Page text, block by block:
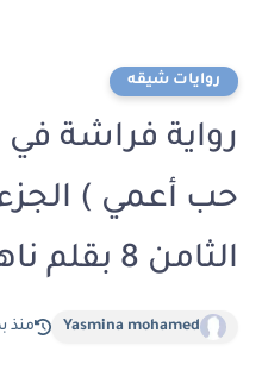
روايات شيقه
رواية فراشة
حب أعمي )
الثامن 8 بقلم ناهد خالد
Yasmina mohamed منذ